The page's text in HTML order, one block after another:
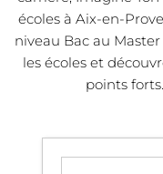
écoles à Aix-en-
niveau Bac au
les écoles et
points